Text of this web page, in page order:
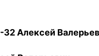
32 Алексей